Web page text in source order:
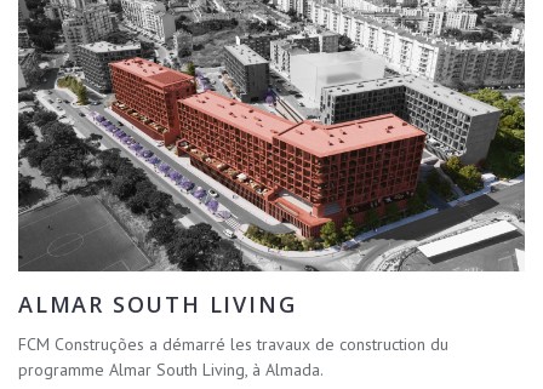
ALMAR SOUTH LIVING
FCM Construções a démarré les travaux de construction du
programme Almar South Living, à Almada.